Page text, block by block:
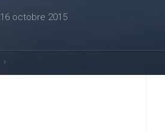
16 octobre 2015